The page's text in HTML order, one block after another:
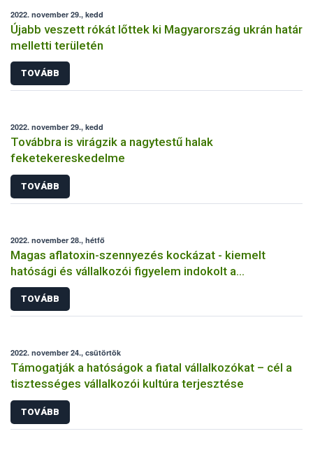
2022. november 29., kedd
Újabb veszett rókát lőttek ki Magyarország ukrán határ
melletti területén
TOVÁBB
2022. november 29., kedd
Továbbra is virágzik a nagytestű halak
feketekereskedelme
TOVÁBB
2022. november 28., hétfő
Magas aflatoxin-szennyezés kockázat - kiemelt
hatósági és vállalkozói figyelem indokolt a
takarmányoknál, tej és tejtermékeknél
TOVÁBB
2022. november 24., csütörtök
Támogatják a hatóságok a fiatal vállalkozókat – cél a
tisztességes vállalkozói kultúra terjesztése
TOVÁBB